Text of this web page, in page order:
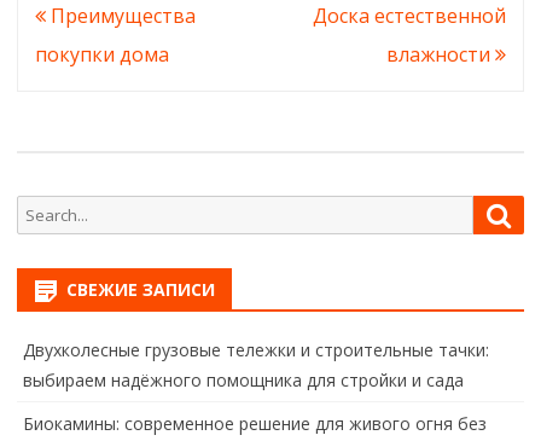
Навигация
по
Преимущества
покупки дома
Доска естественной
влажности
Search
for:
СВЕЖИЕ ЗАПИСИ
Двухколесные грузовые тележки и строительные тачки:
выбираем надёжного помощника для стройки и сада
Биокамины: современное решение для живого огня без